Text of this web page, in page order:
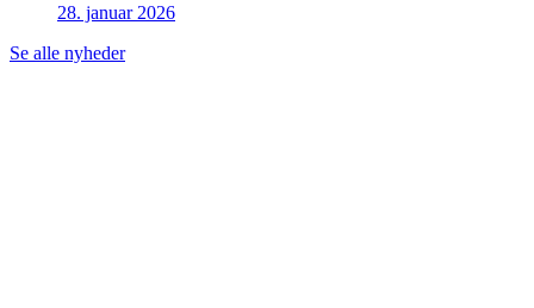
28. januar 2026
Se alle nyheder